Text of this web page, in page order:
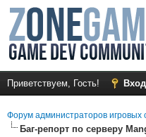
Приветствуем, Гость! Вход
Форум администраторов игровых
Баг-репорт по серверу